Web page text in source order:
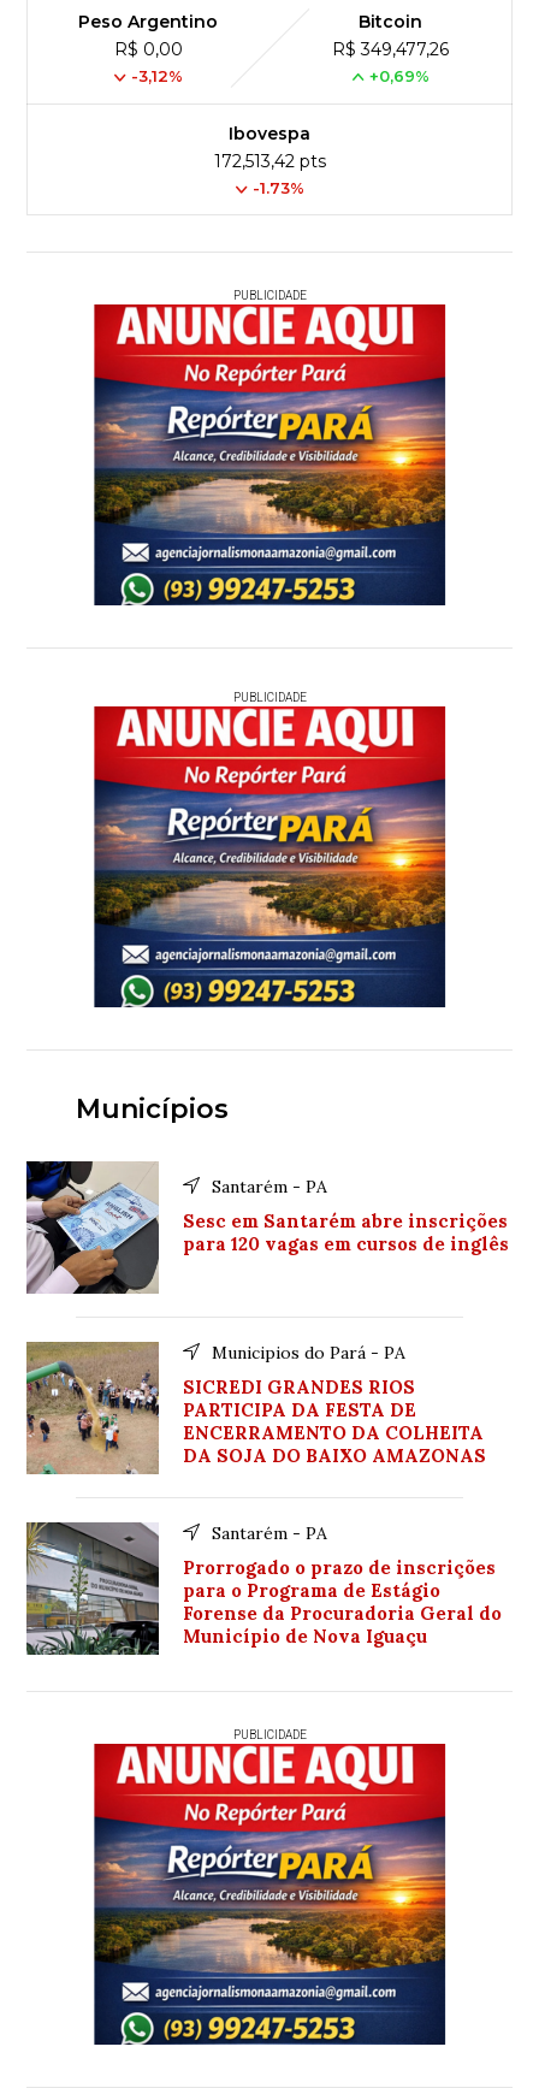
Peso Argentino
R$ 0,00
-3,12%
Bitcoin
R$ 349,477,26
+0,69%
Ibovespa
172,513,42 pts
-1.73%
PUBLICIDADE
PUBLICIDADE
Municípios
Santarém - PA
Sesc em Santarém abre inscrições
para 120 vagas em cursos de inglês
Municipios do Pará - PA
SICREDI GRANDES RIOS
PARTICIPA DA FESTA DE
ENCERRAMENTO DA COLHEITA
DA SOJA DO BAIXO AMAZONAS
Santarém - PA
Prorrogado o prazo de inscrições
para o Programa de Estágio
Forense da Procuradoria Geral do
Município de Nova Iguaçu
PUBLICIDADE